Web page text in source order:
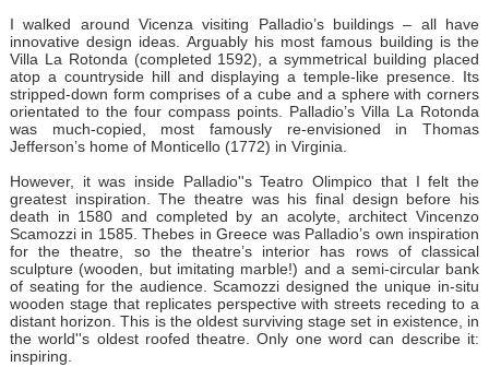
I walked around Vicenza visiting Palladio’s buildings – all have
innovative design ideas. Arguably his most famous building is the
Villa La Rotonda (completed 1592), a symmetrical building placed
atop a countryside hill and displaying a temple-like presence. Its
stripped-down form comprises of a cube and a sphere with corners
orientated to the four compass points. Palladio’s Villa La Rotonda
was much-copied, most famously re-envisioned in Thomas
Jefferson’s home of Monticello (1772) in Virginia.
However, it was inside Palladio''s Teatro Olimpico that I felt the
greatest inspiration. The theatre was his final design before his
death in 1580 and completed by an acolyte, architect Vincenzo
Scamozzi in 1585. Thebes in Greece was Palladio’s own inspiration
for the theatre, so the theatre’s interior has rows of classical
sculpture (wooden, but imitating marble!) and a semi-circular bank
of seating for the audience. Scamozzi designed the unique in-situ
wooden stage that replicates perspective with streets receding to a
distant horizon. This is the oldest surviving stage set in existence, in
the world''s oldest roofed theatre. Only one word can describe it:
inspiring.